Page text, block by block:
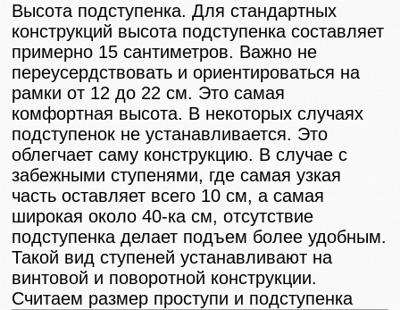
Высота подступенка. Для стандартных
конструкций высота подступенка составляет
примерно 15 сантиметров. Важно не
переусердствовать и ориентироваться на
рамки от 12 до 22 см. Это самая
комфортная высота. В некоторых случаях
подступенок не устанавливается. Это
облегчает саму конструкцию. В случае с
забежными ступенями, где самая узкая
часть оставляет всего 10 см, а самая
широкая около 40-ка см, отсутствие
подступенка делает подъем более удобным.
Такой вид ступеней устанавливают на
винтовой и поворотной конструкции.
Считаем размер проступи и подступенка